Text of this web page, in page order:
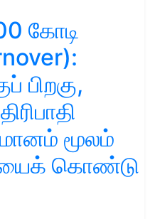
கோடி
பிறகு,
மூலம்
கொண்டு